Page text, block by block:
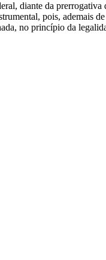
diante da
pois, ademais
no princípio da